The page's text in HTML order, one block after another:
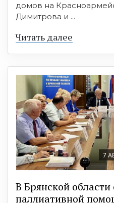
домов на
Димитрова и ...
Читать далее
7
В Брянской
паллиативной